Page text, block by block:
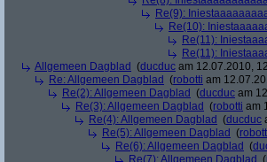
Re(9):
Re(10):
Re(11):
Re(11):
Allgemeen Dagblad (ducduc am 12.07.2010,
Re: Allgemeen Dagblad (robotti am
Re(2): Allgemeen Dagblad (ducduc am
Re(3): Allgemeen Dagblad (robotti am
Re(4): Allgemeen Dagblad (ducduc
Re(5): Allgemeen Dagblad (
Re(6): Allgemeen Dagblad (
Re(7): Allgemeen Dagblad (